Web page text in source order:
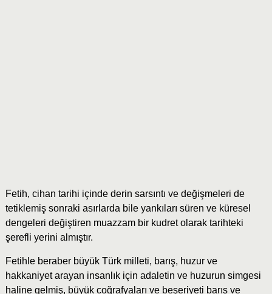
Fetih, cihan tarihi içinde derin sarsıntı ve değişmeleri de
tetiklemiş sonraki asırlarda bile yankıları süren ve küresel
dengeleri değiştiren muazzam bir kudret olarak tarihteki
şerefli yerini almıştır.
Fetihle beraber büyük Türk milleti, barış, huzur ve
hakkaniyet arayan insanlık için adaletin ve huzurun simgesi
haline gelmiş, büyük coğrafyaları ve beşeriyeti barış ve